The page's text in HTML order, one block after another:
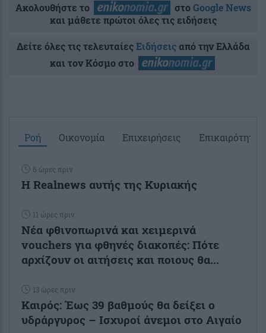
Ακολουθήστε το στοGoogle News
και μάθετε πρώτοι όλες τις ειδήσεις
Δείτε όλες τις τελευταίεςΕιδήσειςαπό την Ελλάδα
και τον Κόσμο στο
Ροή Οικονομία Επιχειρήσεις Επικαιρότητα
6 ώρες πριν
Η Realnews αυτής της Κυριακής
11 ώρες πριν
Νέα φθινοπωρινά και χειμερινά
vouchers για φθηνές διακοπές: Πότε
αρχίζουν οι αιτήσεις και ποιους θα...
13 ώρες πριν
Καιρός: Έως 39 βαθμούς θα δείξει ο
υδράργυρος – Ισχυροί άνεμοι στο Αιγαίο